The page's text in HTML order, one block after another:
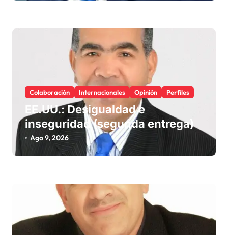
Colaboración Internacionales Opinión Perfiles
EE.UU.: Desigualdad e
inseguridad (segunda entrega)
Ago 9, 2026